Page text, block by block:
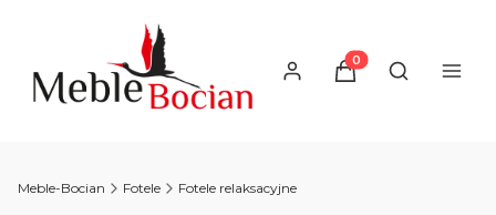
Produkty w
Otwórz
Meble-Bocian Fotele Fotele relaksacyjne